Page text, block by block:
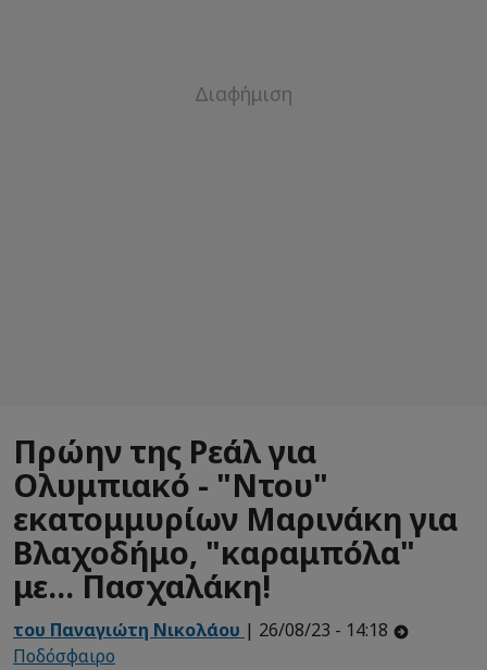
Πρώην της Ρεάλ για
Ολυμπιακό - "Ντου"
εκατομμυρίων Μαρινάκη για
Βλαχοδήμο, "καραμπόλα"
με... Πασχαλάκη!
του Παναγιώτη Νικολάου | 26/08/23 - 14:18
Ποδόσφαιρο